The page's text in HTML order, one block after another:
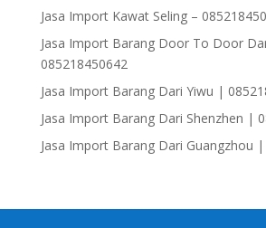
Jasa Import Kawat Seling –
Jasa Import Barang Door To Door
085218450642
Jasa Import Barang Dari Yiwu |
Jasa Import Barang Dari Shenzhen |
Jasa Import Barang Dari Guangzhou